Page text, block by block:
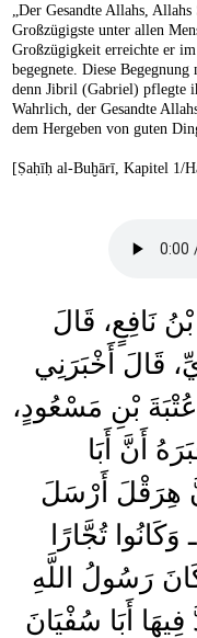
„Der Gesandte Allahs,
Großzügigste unter allen
Großzügigkeit erreichte er
begegnete. Diese
denn Jibril (Gabriel) pflegte
Wahrlich, der Gesandte
dem Hergeben von guten
[Ṣaḥīḥ al-Buḫārī, Kapitel 1/
نَافِعٍ، قَالَ
قَالَ أَخْبَرَنِي
عُتْبَةَ بْنِ مَسْعُودٍ،
أَنَّ أَبَا
هِرَقْلَ أَرْسَلَ
تُجَّارًا
رَسُولُ اللَّهِ
أَبَا سُفْيَانَ